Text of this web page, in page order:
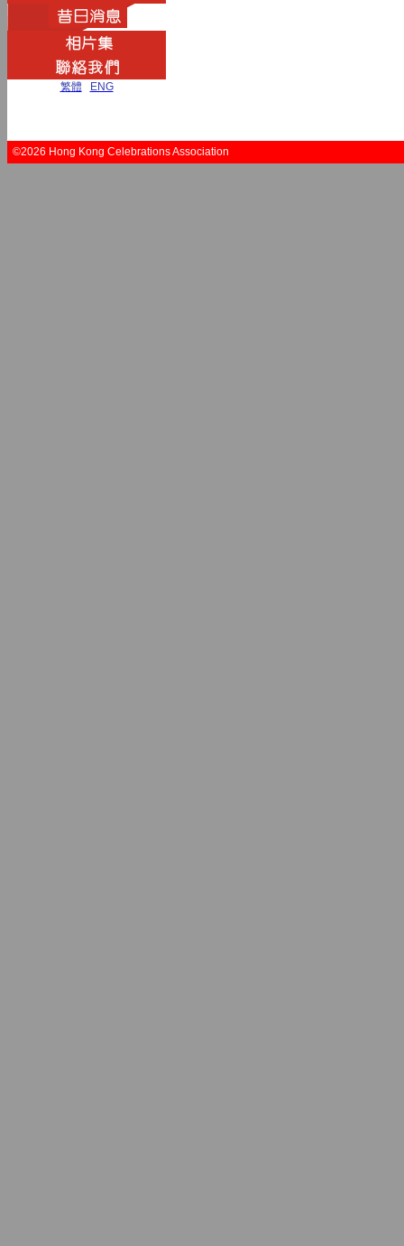
繁體 ENG
©2026 Hong Kong Celebrations Association